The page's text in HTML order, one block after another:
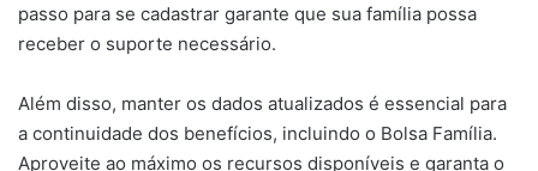
passo para se cadastrar garante que sua família possa
receber o suporte necessário.
Além disso, manter os dados atualizados é essencial para
a continuidade dos benefícios, incluindo o Bolsa Família.
Aproveite ao máximo os recursos disponíveis e garanta o